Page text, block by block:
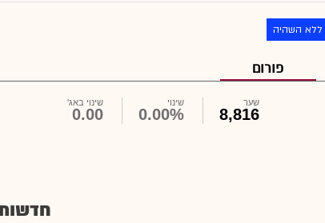
ללא השהיה
פורום
שער
8,816
שינוי
0.00%
שינוי באג'
0.00